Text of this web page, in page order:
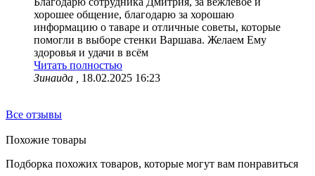
хорошее общение, благодарю за хорошаю
информацию о таваре и отличные советы, которые
помогли в выборе стенки Варшава. Желаем Ему
здоровья и удачи в всём
Читать полностью
Зинаида ,
18.02.2025 16:23
Все отзывы
Похожие товары
Подборка похожих товаров, которые могут вам понравиться